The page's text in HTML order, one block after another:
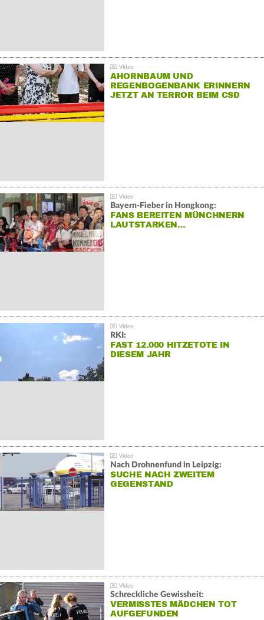
AHORNBAUM UND
REGENBOGENBANK ERINNERN
JETZT AN TERROR BEIM CSD
Bayern-Fieber in Hongkong:
FANS BEREITEN MÜNCHNERN
LAUTSTARKEN…
RKI:
FAST 12.000 HITZETOTE IN
DIESEM JAHR
Nach Drohnenfund in Leipzig:
SUCHE NACH ZWEITEM
GEGENSTAND
Schreckliche Gewissheit:
VERMISSTES MÄDCHEN TOT
AUFGEFUNDEN